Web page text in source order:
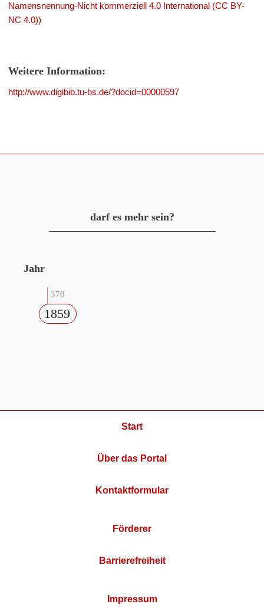
Namensnennung-Nicht kommerziell 4.0 International (CC BY-
NC 4.0))
Weitere Information:
http://www.digibib.tu-bs.de/?docid=00000597
darf es mehr sein?
Jahr
370
1859
Start
Über das Portal
Kontaktformular
Förderer
Barrierefreiheit
Impressum